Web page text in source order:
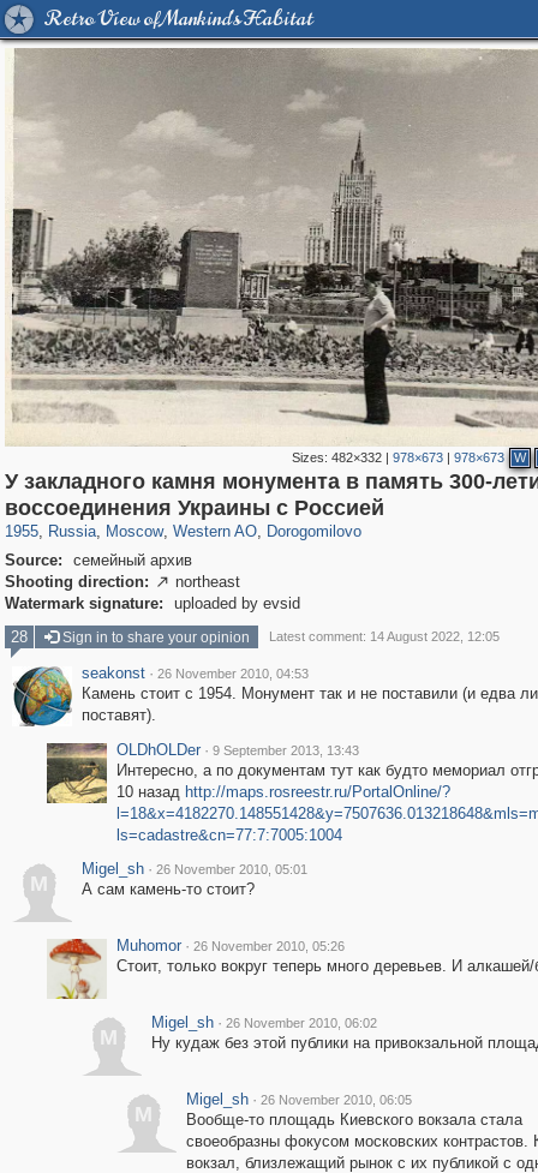
Retro View of Mankind's Habitat
Sizes: 482×332| 978×673| 978×673 W
У закладного камня монумента в память 300-
воссоединения Украины с Россией
1955, Russia
1,407,269 29,248
, Moscow
319,878 8,286
, Western AO
27,131 310
, Dorogomilovo
6,082 107
Source:
семейный архив
Shooting direction:  northeast
Watermark signature:
uploaded by evsid
28
Sign in to share your opinion Latest comment: 14 August 2022, 12:05
seakonst · 26 November 2010, 04:53
Камень стоит с 1954. Монумент так и не поставили (и едва ли
поставят).
OLDhOLDer · 9 September 2013, 13:43
Интересно, а по документам тут как будто мемориал
10 назад http://maps.rosreestr.ru/PortalOnline/?
ls=cadastre&cn=77:7:7005:1004
M
Migel_sh · 26 November 2010, 05:01
А сам камень-то стоит?
Muhomor · 26 November 2010, 05:26
Стоит, только вокруг теперь много деревьев. И
M
Migel_sh · 26 November 2010, 06:02
Ну кудаж без этой публики на привокзальной
M
Migel_sh · 26 November 2010, 06:05
Вообще-то площадь Киевского вокзала стала
своеобразны фокусом московских контрастов.
вокзал, близлежащий рынок с их публикой с